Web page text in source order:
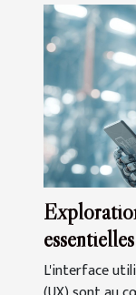
pour la
L'interface